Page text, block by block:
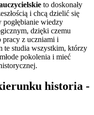
to doskonały
i chcą dzielić się
wiedzy
dzięki czemu
pracy z uczniami i
te studia wszystkim, którzy
pokolenia i mieć
historia -